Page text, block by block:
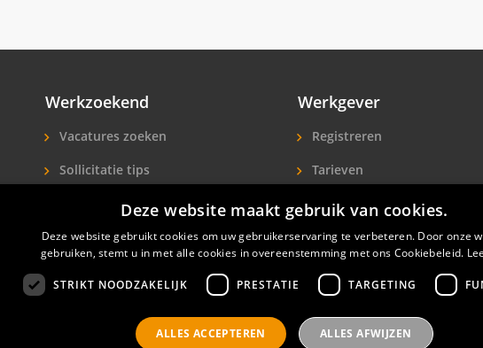
Werkzoekend
Vacatures zoeken
Sollicitatie tips
Hotels A-Z
Sollicitanten
Werkgever
Registreren
Tarieven
Extra aandacht
Hotelpersoneel zoeken
Deze website maakt gebruik van cookies.
Deze website gebruikt cookies om uw gebruikerservaring te verbeteren. Door onze
gebruiken, stemt u in met alle cookies in overeenstemming met ons Cookiebeleid.
STRIKT NOODZAKELIJK PRESTATIE TARGETING
ALLES ACCEPTEREN ALLES AFWIJZEN